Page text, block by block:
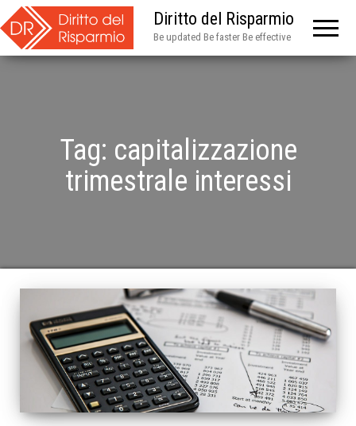
Diritto del Risparmio
Be updated Be faster Be effective
Tag: capitalizzazione
trimestrale interessi